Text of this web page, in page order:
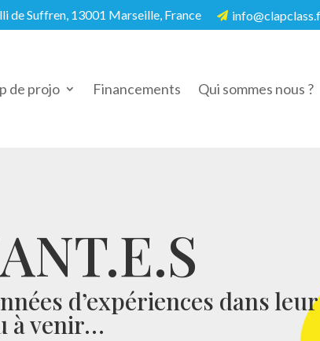
de Suffren, 13001 Marseille, France 
de projo Financements Qui sommes nous ?
d’expériences dans
à venir…